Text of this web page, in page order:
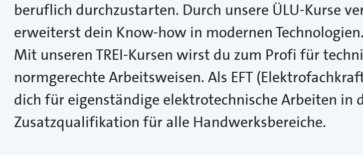
beruflich durchzustarten. Durch unsere ÜLU-Kurse
erweiterst dein Know-how in modernen Technologien.
Mit unseren TREI-Kursen wirst du zum Profi für
normgerechte Arbeitsweisen. Als EFT
dich für eigenständige elektrotechnische Arbeiten in
Zusatzqualifikation für alle Handwerksbereiche.